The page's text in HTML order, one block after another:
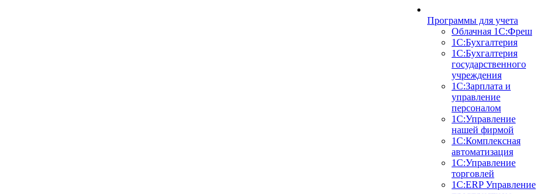
Программы для учета
Облачная 1С:Фреш
1С:Бухгалтерия
1С:Бухгалтерия
государственного
учреждения
1С:Зарплата и
управление
персоналом
1С:Управление
нашей фирмой
1С:Комплексная
автоматизация
1С:Управление
торговлей
1С:ERP Управление